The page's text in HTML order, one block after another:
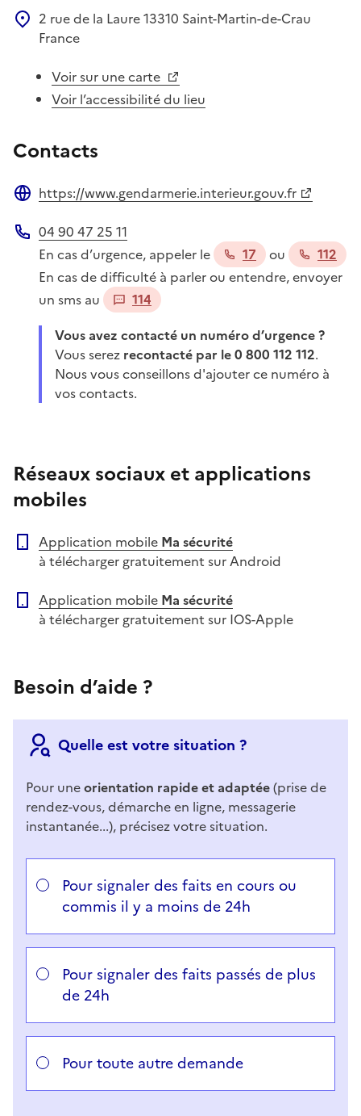
2 rue de la Laure13310 Saint-Martin-de-Crau
France
Voir sur une carte
Voir l’accessibilité du lieu
Contacts
https://www.gendarmerie.interieur.gouv.fr
Téléphone
04 90 47 25 11
En cas d’urgence, appeler le
17 ou
112
En cas de difficulté à parler ou entendre, envoyer
un sms au
114
Vous avez contacté un numéro d’urgence ?
Vous serez recontacté par le 0 800 112 112.
Nous vous conseillons d'ajouter ce numéro à
vos contacts.
Réseaux sociaux et applications
mobiles
Application mobile Ma sécurité
à télécharger gratuitement sur Android
Application mobile Ma sécurité
à télécharger gratuitement sur IOS-Apple
Besoin d’aide ?
Quelle est votre situation ?
Pour uneorientation rapide et adaptée(prise de
rendez-vous, démarche en ligne, messagerie
instantanée...), précisez votre situation.
Répondez aux questions successives et les réponses
Vous avez choisi
Pour signaler des faits en cours ou
commis il y a moins de 24h
Pour signaler des faits passés de plus
de 24h
Pour toute autre demande